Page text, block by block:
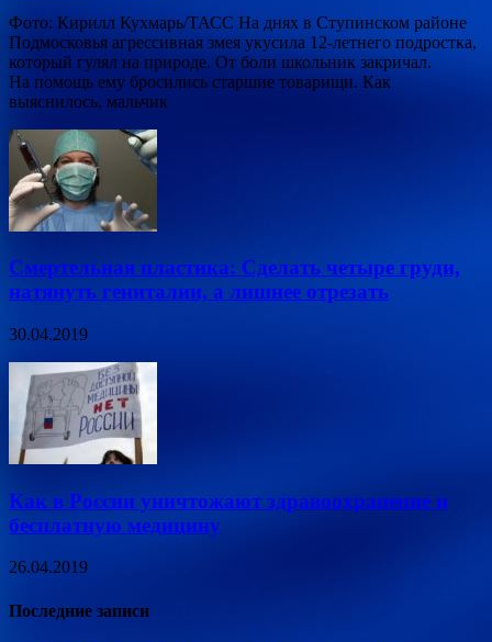
Фото: Кирилл Кухмарь/ТАСС На днях в Ступинском районе
Подмосковья агрессивная змея укусила 12-летнего подростка,
который гулял на природе. От боли школьник закричал.
На помощь ему бросились старшие товарищи. Как
выяснилось, мальчик
Смертельная пластика: Сделать четыре груди,
натянуть гениталии, а лишнее отрезать
30.04.2019
Как в России уничтожают здравоохранение и
бесплатную медицину
26.04.2019
Последние записи